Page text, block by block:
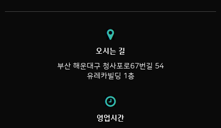
오시는 길
부산 해운대구 청사포로67번길 54
유레카빌딩 1층
영업시간